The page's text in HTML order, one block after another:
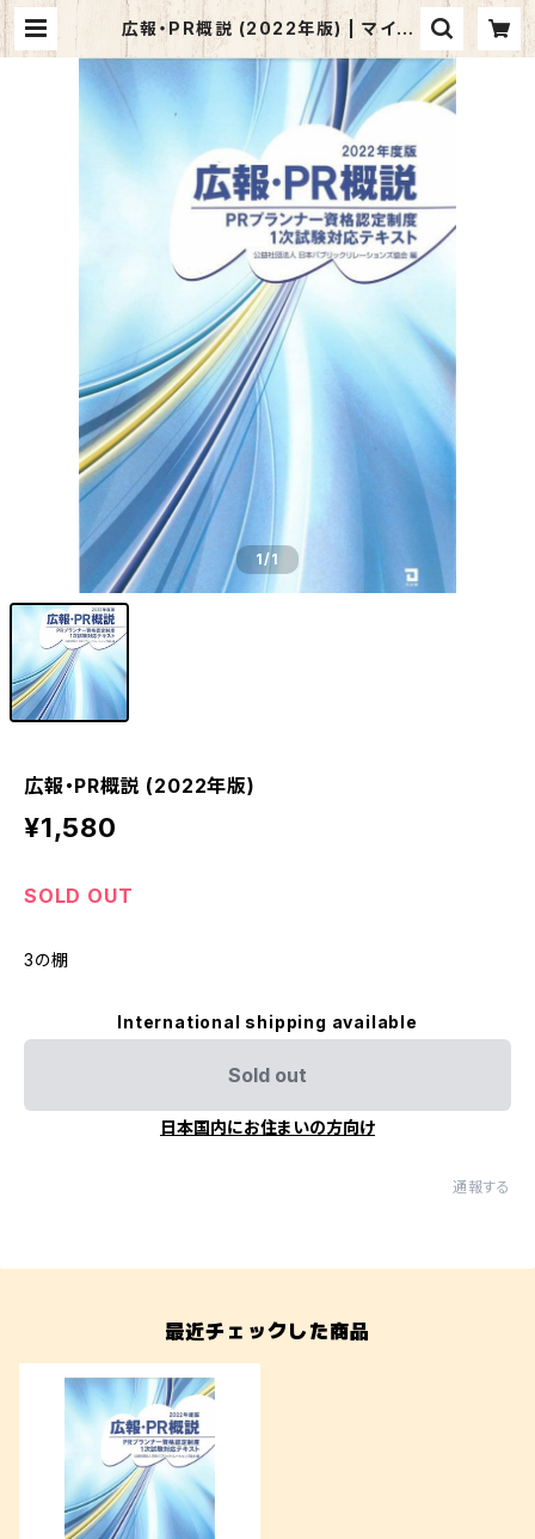
広報・PR概説 (2022年版) | マイブ
ックス関大前店(店頭受取オーダー用)
1/1
広報・PR概説 (2022年版)
¥1,580
SOLD OUT
3の棚
International shipping available
Sold out
日本国内にお住まいの方向け
通報する
最近チェックした商品